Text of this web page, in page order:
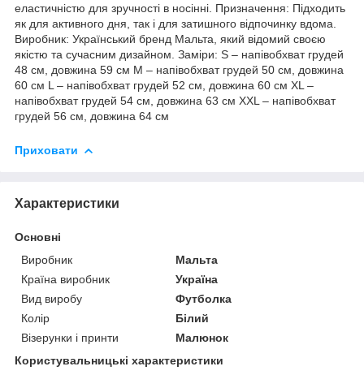
еластичністю для зручності в носінні. Призначення: Підходить
як для активного дня, так і для затишного відпочинку вдома.
Виробник: Український бренд Мальта, який відомий своєю
якістю та сучасним дизайном. Заміри: S – напівобхват грудей
48 см, довжина 59 см M – напівобхват грудей 50 см, довжина
60 см L – напівобхват грудей 52 см, довжина 60 см XL –
напівобхват грудей 54 см, довжина 63 см XXL – напівобхват
грудей 56 см, довжина 64 см
Приховати
Характеристики
Основні
Виробник
Мальта
Країна виробник
Україна
Вид виробу
Футболка
Колір
Білий
Візерунки і принти
Малюнок
Користувальницькі характеристики